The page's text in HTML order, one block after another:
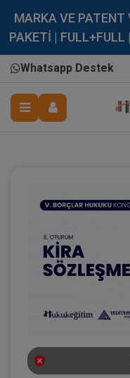
MARKA VE
PAKETİ | FULL+FULL
Whatsapp Destek